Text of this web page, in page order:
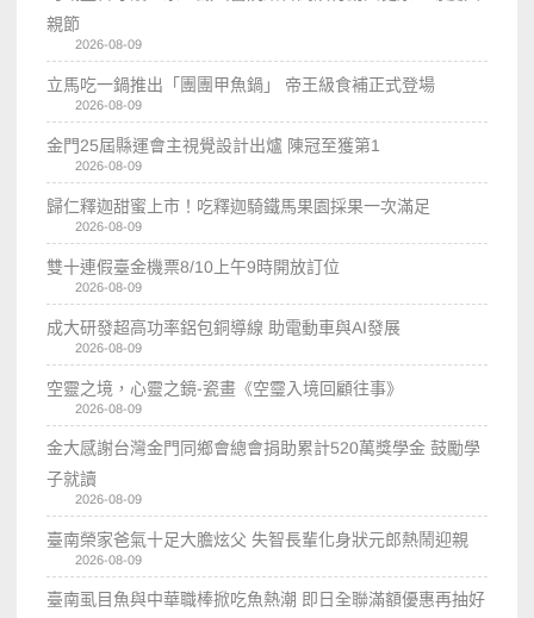
親節
2026-08-09
立馬吃一鍋推出「團團甲魚鍋」 帝王級食補正式登場
2026-08-09
金門25屆縣運會主視覺設計出爐 陳冠至獲第1
2026-08-09
歸仁釋迦甜蜜上市！吃釋迦騎鐵馬果園採果一次滿足
2026-08-09
雙十連假臺金機票8/10上午9時開放訂位
2026-08-09
成大研發超高功率鋁包銅導線 助電動車與AI發展
2026-08-09
空靈之境，心靈之鏡-瓷畫《空𩆜入境回顧往事》
2026-08-09
金大感謝台灣金門同鄉會總會捐助累計520萬獎學金 鼓勵學
子就讀
2026-08-09
臺南榮家爸氣十足大膽炫父 失智長輩化身狀元郎熱鬧迎親
2026-08-09
臺南虱目魚與中華職棒掀吃魚熱潮 即日全聯滿額優惠再抽好